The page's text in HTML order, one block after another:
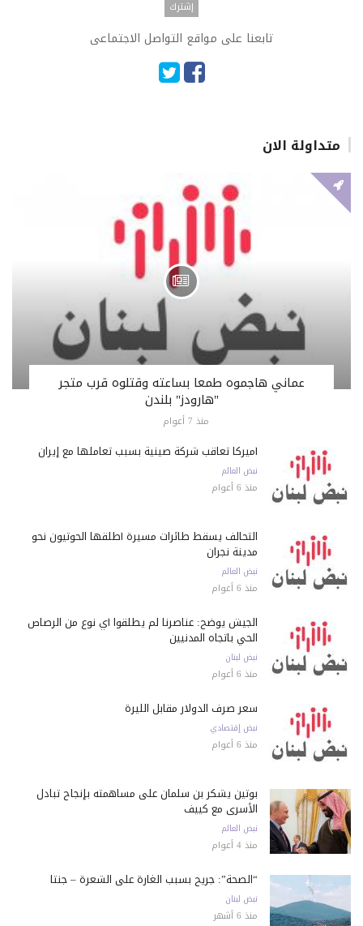
تابعنا على مواقع التواصل الاجتماعى
متداولة الان
عماني هاجموه طمعا بساعته وقتلوه قرب متجر
"هارودز" بلندن
منذ 7 أعوام
أميركا تعاقب شركة صينية بسبب تعاملها مع إيران
نبض العالم
منذ 6 أعوام
التحالف يسقط طائرات مسيرة أطلقها الحوثيون نحو
مدينة نجران
نبض العالم
منذ 6 أعوام
الجيش يوضح: عناصرنا لم يطلقوا أي نوع من الرصاص
الحي باتجاه المدنيين
نبض لبنان
منذ 6 أعوام
سعر صرف الدولار مقابل الليرة
نبض إقتصادي
منذ 6 أعوام
بوتين يشكر بن سلمان على مساهمته بإنجاح تبادل
الأسرى مع كييف
نبض العالم
منذ 4 أعوام
“الصحة”: جريح بسبب الغارة على الشعرة – جنتا
نبض لبنان
منذ 6 أشهر